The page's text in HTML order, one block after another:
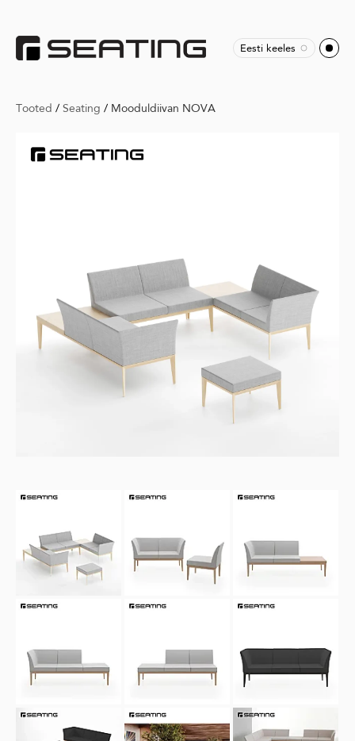
Eesti keeles
Tooted / Seating / Mooduldiivan NOVA